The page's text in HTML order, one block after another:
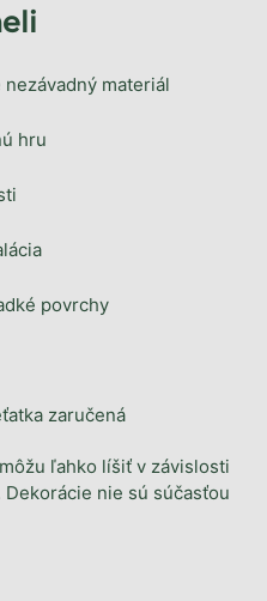
materiál
hru
povrchy
zaručená
ľahko líšiť v závislosti
nie sú súčasťou